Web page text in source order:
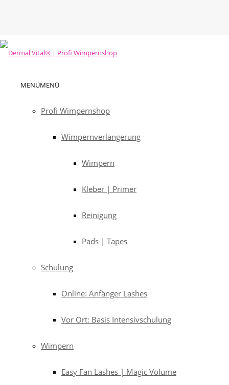
MENÜMENÜ
Profi Wimpernshop
Wimpernverlängerung
Wimpern
Kleber | Primer
Reinigung
Pads | Tapes
Schulung
Online: Anfänger Lashes
Vor Ort: Basis Intensivschulung
Wimpern
Easy Fan Lashes | Magic Volume